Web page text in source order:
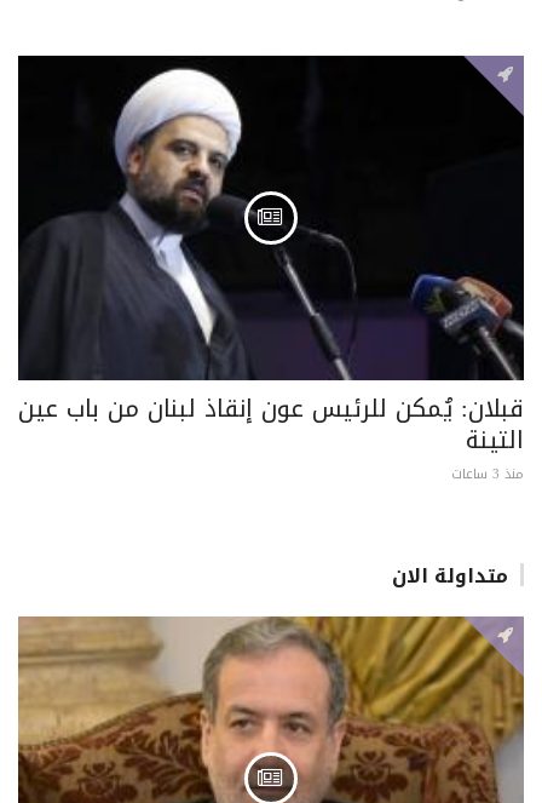
قبلان: يُمكن للرئيس عون إنقاذ لبنان من باب عين
التينة
منذ 3 ساعات
متداولة الان